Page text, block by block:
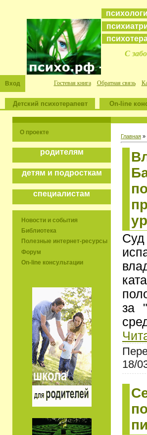
С
Вход Гостевая книга Обратная связь
Детский психотерапевт On-line
О проекте
родителям
детям и подросткам
специалистам
Новости и события
Библиотека
Полезные интернет-ресурсы
Форум
On-line консультации
Главная »
за
18/